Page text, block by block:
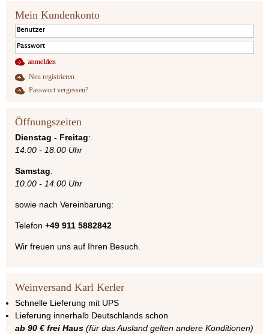
Mein Kundenkonto
Neu registrieren
Passwort vergessen?
Öffnungszeiten
Dienstag - Freitag:
14.00 - 18.00 Uhr
Samstag:
10.00 - 14.00 Uhr
sowie nach Vereinbarung:
Telefon +49 911 5882842
Wir freuen uns auf Ihren Besuch.
Weinversand Karl Kerler
Schnelle Lieferung mit UPS
Lieferung innerhalb Deutschlands schon
ab 90 € frei Haus (für das Ausland gelten andere Konditionen)